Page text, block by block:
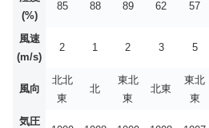
(%)
85 88 89 62 57
風速
(m/s)
2 1 2 3 5
風向
北北
東
北
東北
東
北東
東北
東
気圧